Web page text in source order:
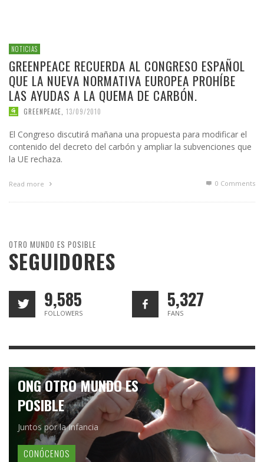
NOTICIAS
GREENPEACE RECUERDA AL CONGRESO ESPAÑOL
QUE LA NUEVA NORMATIVA EUROPEA PROHÍBE
LAS AYUDAS A LA QUEMA DE CARBÓN.
GREENPEACE, 13/09/2010
El Congreso discutirá mañana una propuesta para modificar el
contenido del decreto del carbón y ampliar la subvenciones que
la UE rechaza.
Read more 0 Comments
OTRO MUNDO ES POSIBLE
SEGUIDORES
9,585
FOLLOWERS
5,327
FANS
ONG OTRO MUNDO ES
POSIBLE
Juntos por la Infancia
CONÓCENOS